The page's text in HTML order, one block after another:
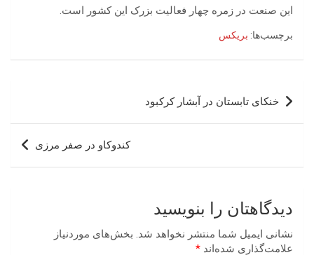
این صنعت در زمره چهار فعالیت بزرک این کشور است.
برچسب‌ها: بریکس
راهبری
نوشته
خنکای تابستان در آبشار کرکبود
کندوکاو در صفر مرزی
دیدگاهتان را بنویسید
نشانی ایمیل شما منتشر نخواهد شد. بخش‌های موردنیاز
علامت‌گذاری شده‌اند *